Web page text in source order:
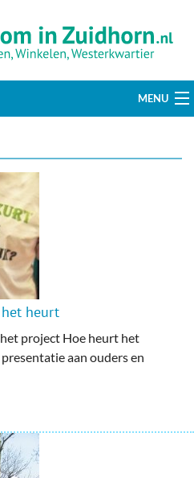
MENU
het heurt
project Hoe heurt het
aan ouders en